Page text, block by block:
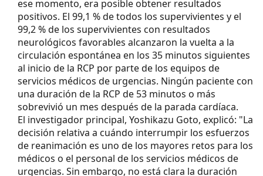
ese momento, era posible obtener resultados
positivos. El 99,1 % de todos los supervivientes y el
99,2 % de los supervivientes con resultados
neurológicos favorables alcanzaron la vuelta a la
circulación espontánea en los 35 minutos siguientes
al inicio de la RCP por parte de los equipos de
servicios médicos de urgencias. Ningún paciente con
una duración de la RCP de 53 minutos o más
sobrevivió un mes después de la parada cardíaca.
El investigador principal, Yoshikazu Goto, explicó: "La
decisión relativa a cuándo interrumpir los esfuerzos
de reanimación es uno de los mayores retos para los
médicos o el personal de los servicios médicos de
urgencias. Sin embargo, no está clara la duración